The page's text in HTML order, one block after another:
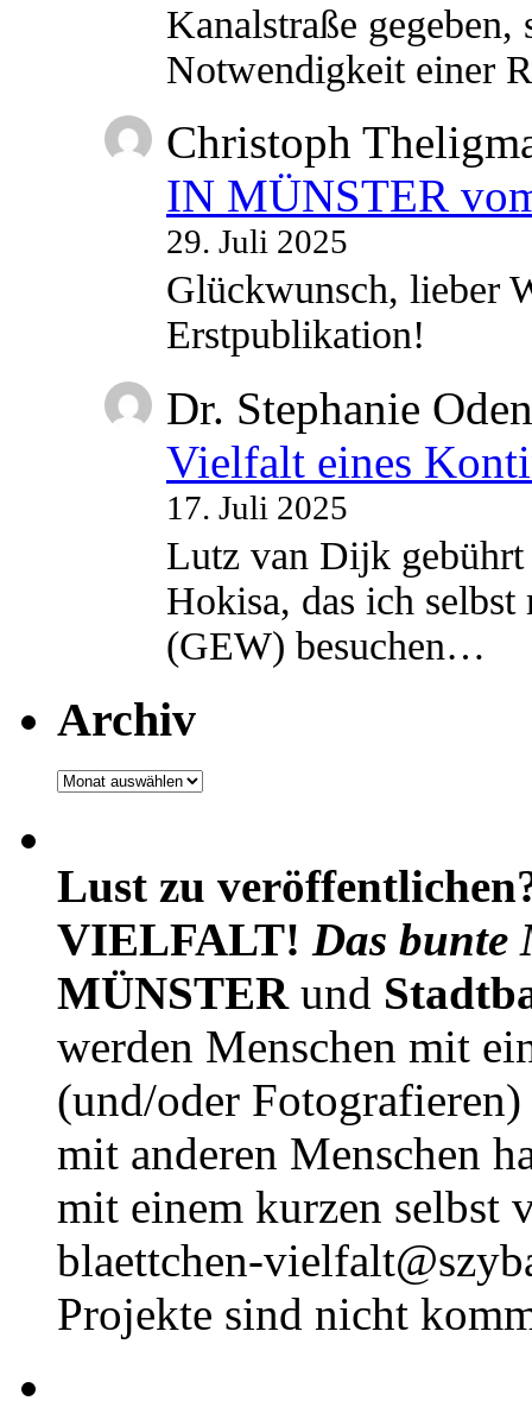
Kanalstraße
Notwendigkeit einer
Christoph
IN MÜNSTER
29. Juli 2025
Glückwunsch, lieber
Erstpublikation!
Dr. Stephanie
Vielfalt eines
17. Juli 2025
Lutz van Dijk
Hokisa, das ich
(GEW) besuchen…
Archiv
Archiv
Lust zu
VIELFALT! Das bunte
MÜNSTERund
werden Menschen mit
(und/oder
mit anderen Menschen
mit einem kurzen selbst
blaettchen-
Projekte sind nicht